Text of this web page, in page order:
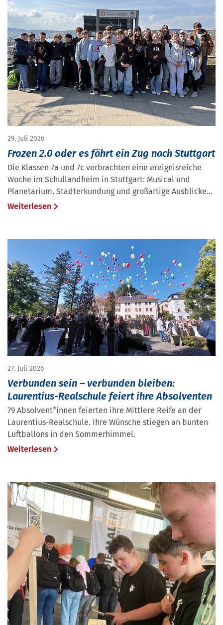
29. Juli 2026
Frozen 2.0 oder es fährt ein Zug nach Stuttgart
Die Klassen 7a und 7c verbrachten eine ereignisreiche
Woche im Schullandheim in Stuttgart: Musical und
Planetarium, Stadterkundung und großartige Ausblicke...
Weiterlesen
27. Juli 2026
Verbunden sein – verbunden bleiben:
Laurentius-Realschule feiert ihre Absolventen
79 Absolvent*innen feierten ihre Mittlere Reife an der
Laurentius-Realschule. Ihre Wünsche stiegen an bunten
Luftballons in den Sommerhimmel.
Weiterlesen